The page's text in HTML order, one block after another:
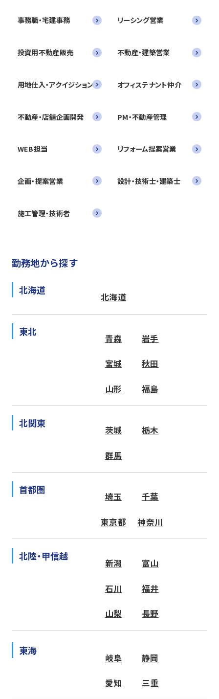
事務職・宅建事務 リーシング営業
投資用不動産販売 不動産・建築営業
用地仕入・アクイジション オフィステナント仲介
不動産・店舗企画開発 PM・不動産管理
WEB担当 リフォーム提案営業
企画・提案営業 設計・技術士・建築士
施工管理・技術者
勤務地から探す
北海道
北海道
東北
青森 岩手
宮城 秋田
山形 福島
北関東
茨城 栃木
群馬
首都圏
埼玉 千葉
東京都 神奈川
北陸・甲信越
新潟 富山
石川 福井
山梨 長野
東海
岐阜 静岡
愛知 三重